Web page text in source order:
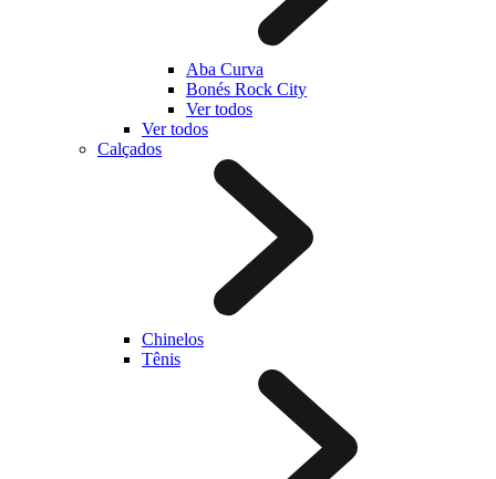
Aba Curva
Bonés Rock City
Ver todos
Ver todos
Calçados
Chinelos
Tênis